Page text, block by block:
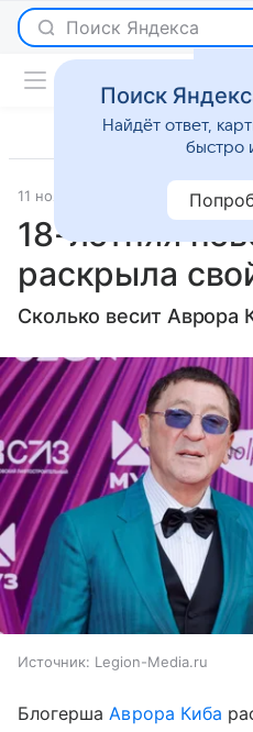
Поиск Яндекса
11 ноября 2024 Газета.Ру
18-летняя
раскрыла
Сколько весит Аврора
Источник: Legion-Media.ru
БлогершаАврора Киба
Поиск
Найдёт ответ,
быстро